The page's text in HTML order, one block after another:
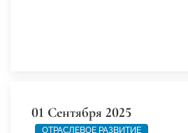
01 Сентября 2025
ОТРАСЛЕВОЕ РАЗВИТИЕ